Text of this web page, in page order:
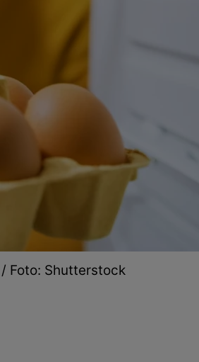
Foto: Shutterstock